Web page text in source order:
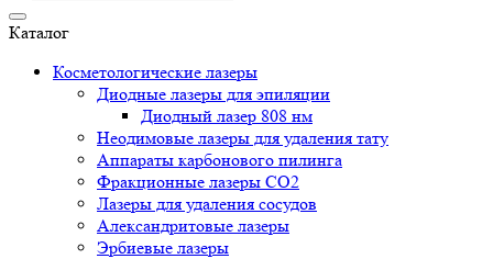
Каталог
Косметологические лазеры
Диодные лазеры для эпиляции
Диодный лазер 808 нм
Неодимовые лазеры для удаления тату
Аппараты карбонового пилинга
Фракционные лазеры CO2
Лазеры для удаления сосудов
Александритовые лазеры
Эрбиевые лазеры